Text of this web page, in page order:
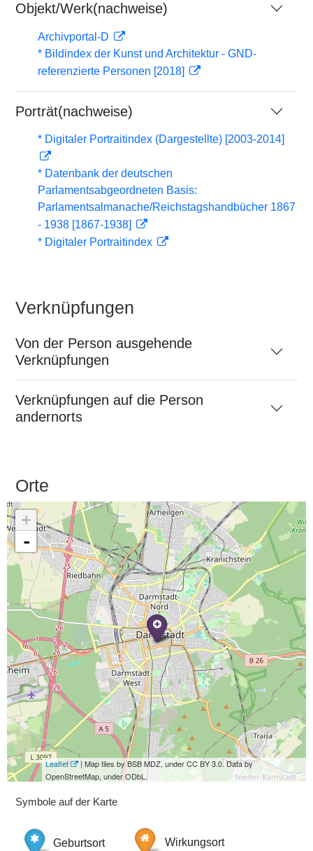
Objekt/Werk(nachweise)
Archivportal-D
* Bildindex der Kunst und Architektur - GND-
referenzierte Personen [2018]
Porträt(nachweise)
* Digitaler Portraitindex (Dargestellte) [2003-2014]
* Datenbank der deutschen
Parlamentsabgeordneten Basis:
Parlamentsalmanache/Reichstagshandbücher 1867
- 1938 [1867-1938]
* Digitaler Portraitindex
Verknüpfungen
Von der Person ausgehende
Verknüpfungen
Verknüpfungen auf die Person
andernorts
Orte
+
-
Leaflet
| Map tiles by BSB MDZ, under CC BY 3.0. Data by
OpenStreetMap, under ODbL.
Symbole auf der Karte
Geburtsort Wirkungsort